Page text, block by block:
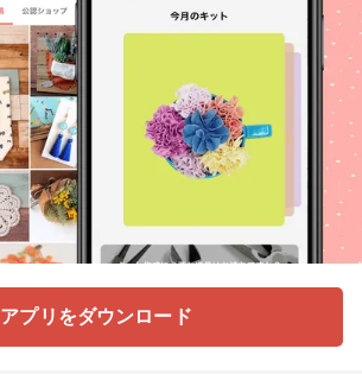
アプリをダウンロード